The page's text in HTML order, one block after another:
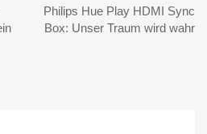
Philips Hue Play HDMI Sync
Box: Unser Traum wird wahr